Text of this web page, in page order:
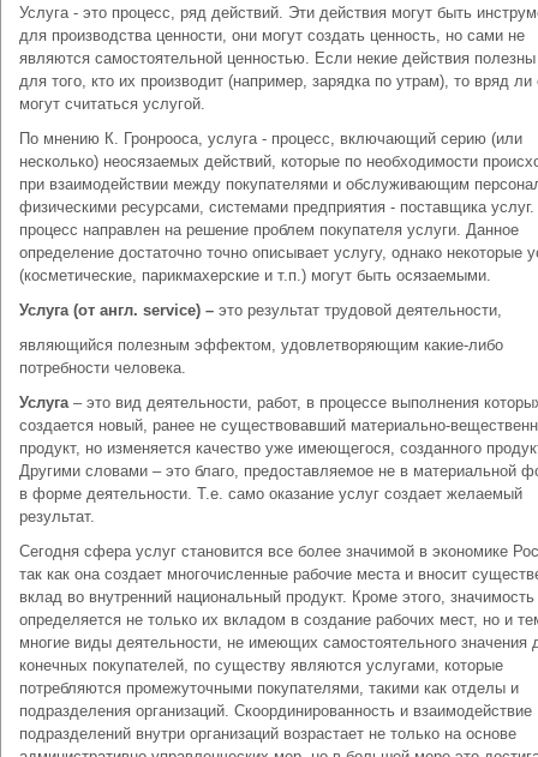
Услуга - это процесс, ряд действий. Эти действия могут быть
для производства ценности, они могут создать ценность, но сами не
являются самостоятельной ценностью. Если некие действия полезны
для того, кто их производит (например, зарядка по утрам), то вряд ли
могут считаться услугой.
По мнению К. Гронрооса, услуга - процесс, включающий серию (или
несколько) неосязаемых действий, которые по необходимости
при взаимодействии между покупателями и обслуживающим
физическими ресурсами, системами предприятия - поставщика услуг.
процесс направлен на решение проблем покупателя услуги. Данное
определение достаточно точно описывает услугу, однако некоторые
(косметические, парикмахерские и т.п.) могут быть осязаемыми.
Услуга (от англ. service) – это результат трудовой деятельности,
являющийся полезным эффектом, удовлетворяющим какие-либо
потребности человека.
Услуга – это вид деятельности, работ, в процессе выполнения
создается новый, ранее не существовавший материально-
продукт, но изменяется качество уже имеющегося, созданного
Другими словами – это благо, предоставляемое не в материальной
в форме деятельности. Т.е. само оказание услуг создает желаемый
результат.
Сегодня сфера услуг становится все более значимой в экономике
так как она создает многочисленные рабочие места и вносит
вклад во внутренний национальный продукт. Кроме этого, значимость
определяется не только их вкладом в создание рабочих мест, но и
многие виды деятельности, не имеющих самостоятельного значения
конечных покупателей, по существу являются услугами, которые
потребляются промежуточными покупателями, такими как отделы и
подразделения организаций. Скоординированность и взаимодействие
подразделений внутри организаций возрастает не только на основе